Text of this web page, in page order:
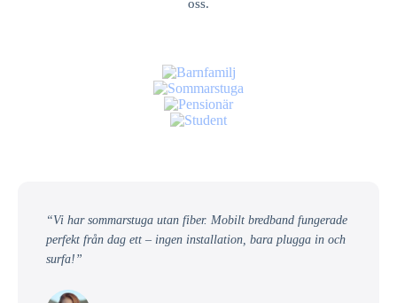
oss.
“Vi har sommarstuga utan fiber. Mobilt bredband fungerade
perfekt från dag ett – ingen installation, bara plugga in och
surfa!”